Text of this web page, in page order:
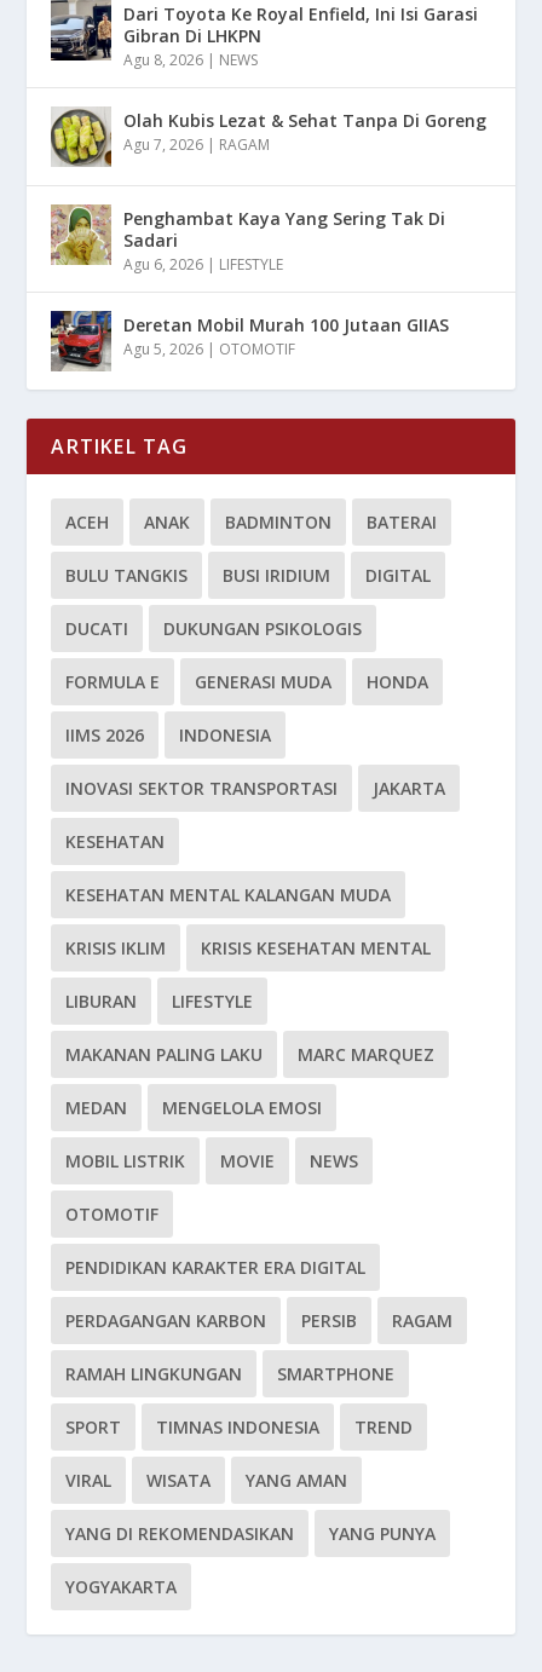
Dari Toyota Ke Royal Enfield, Ini Isi Garasi
Gibran Di LHKPN
Agu 8, 2026 | NEWS
Olah Kubis Lezat & Sehat Tanpa Di Goreng
Agu 7, 2026 | RAGAM
Penghambat Kaya Yang Sering Tak Di
Sadari
Agu 6, 2026 | LIFESTYLE
Deretan Mobil Murah 100 Jutaan GIIAS
Agu 5, 2026 | OTOMOTIF
ARTIKEL TAG
ACEH ANAK BADMINTON BATERAI
BULU TANGKIS BUSI IRIDIUM DIGITAL
DUCATI DUKUNGAN PSIKOLOGIS
FORMULA E GENERASI MUDA HONDA
IIMS 2026 INDONESIA
INOVASI SEKTOR TRANSPORTASI JAKARTA
KESEHATAN
KESEHATAN MENTAL KALANGAN MUDA
KRISIS IKLIM KRISIS KESEHATAN MENTAL
LIBURAN LIFESTYLE
MAKANAN PALING LAKU MARC MARQUEZ
MEDAN MENGELOLA EMOSI
MOBIL LISTRIK MOVIE NEWS
OTOMOTIF
PENDIDIKAN KARAKTER ERA DIGITAL
PERDAGANGAN KARBON PERSIB RAGAM
RAMAH LINGKUNGAN SMARTPHONE
SPORT TIMNAS INDONESIA TREND
VIRAL WISATA YANG AMAN
YANG DI REKOMENDASIKAN YANG PUNYA
YOGYAKARTA